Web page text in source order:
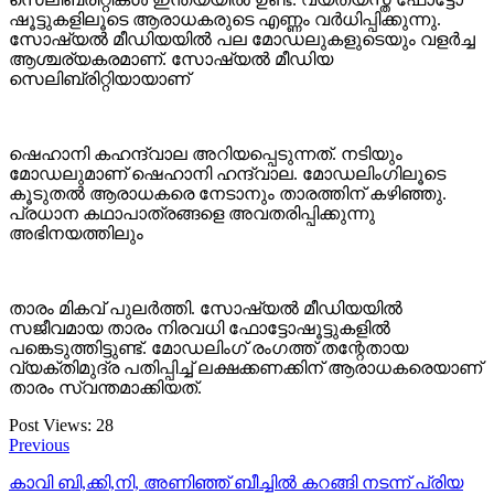
ഷൂട്ടുകളിലൂടെ ആരാധകരുടെ എണ്ണം വർധിപ്പിക്കുന്നു.
സോഷ്യൽ മീഡിയയിൽ പല മോഡലുകളുടെയും വളർച്ച
ആശ്ചര്യകരമാണ്. സോഷ്യൽ മീഡിയ
സെലിബ്രിറ്റിയായാണ്
ഷെഹാനി കഹന്ദ്‌വാല അറിയപ്പെടുന്നത്. നടിയും
മോഡലുമാണ് ഷെഹാനി ഹന്ദ്‌വാല. മോഡലിംഗിലൂടെ
കൂടുതൽ ആരാധകരെ നേടാനും താരത്തിന് കഴിഞ്ഞു.
പ്രധാന കഥാപാത്രങ്ങളെ അവതരിപ്പിക്കുന്നു
അഭിനയത്തിലും
താരം മികവ് പുലർത്തി. സോഷ്യൽ മീഡിയയിൽ
സജീവമായ താരം നിരവധി ഫോട്ടോഷൂട്ടുകളിൽ
പങ്കെടുത്തിട്ടുണ്ട്. മോഡലിംഗ് രംഗത്ത് തന്റേതായ
വ്യക്തിമുദ്ര പതിപ്പിച്ച് ലക്ഷക്കണക്കിന് ആരാധകരെയാണ്
താരം സ്വന്തമാക്കിയത്.
Post Views: 28
Previous
കാവി ബി,ക്കി,നി, അണിഞ്ഞ് ബീച്ചില്‍ കറങ്ങി നടന്ന് പ്രിയ